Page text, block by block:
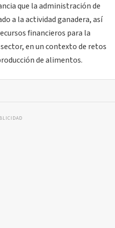
que la administración de
a la actividad ganadera, así
financieros para la
en un contexto de retos
de alimentos.